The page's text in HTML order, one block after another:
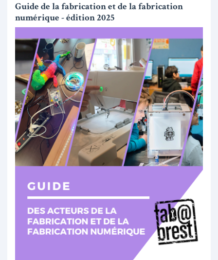
Guide de la fabrication et de la fabrication
numérique - édition 2025